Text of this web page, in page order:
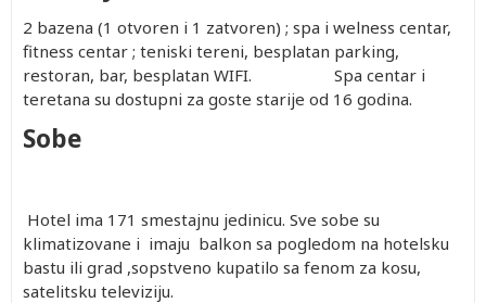
2 bazena (1 otvoren i 1 zatvoren) ; spa i welness centar,
fitness centar ; teniski tereni, besplatan parking,
restoran, bar, besplatan WIFI. Spa centar i
teretana su dostupni za goste starije od 16 godina.
Sobe
Hotel ima 171 smestajnu jedinicu. Sve sobe su
klimatizovane i imaju balkon sa pogledom na hotelsku
bastu ili grad ,sopstveno kupatilo sa fenom za kosu,
satelitsku televiziju.